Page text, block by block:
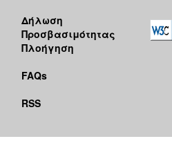
Δήλωση
Προσβασιμότητας
Πλοήγηση
FAQs
RSS